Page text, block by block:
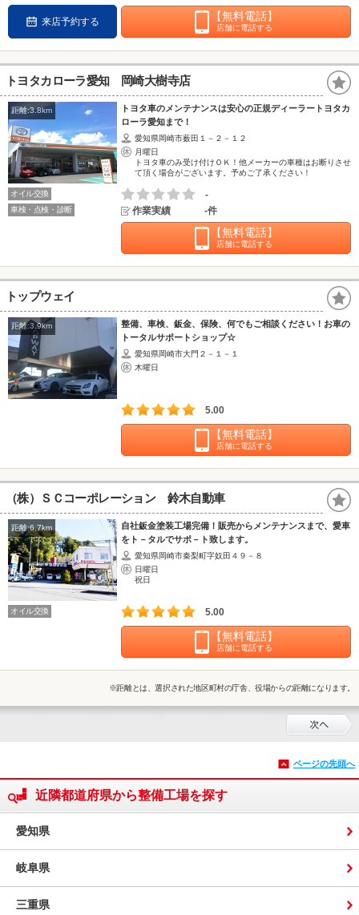
来店予約する 【無料電話】
店舗に電話する
トヨタカローラ愛知 岡崎大樹寺店
距離:3.8km
トヨタ車のメンテナンスは安心の正規ディーラートヨタカ
ローラ愛知まで！
愛知県岡崎市薮田１－２－１２
月曜日
トヨタ車のみ受け付けＯＫ！他メーカーの車種はお断りさせ
て頂く場合がございます。予めご了承ください！
オイル交換
車検・点検・診断
-
作業実績
-件
【無料電話】
店舗に電話する
トップウェイ
距離:3.9km
整備、車検、鈑金、保険、何でもご相談ください！お車の
トータルサポートショップ☆
愛知県岡崎市大門２－１－１
木曜日
5.00
【無料電話】
店舗に電話する
（株）ＳＣコーポレーション 鈴木自動車
距離:6.7km
自社鈑金塗装工場完備！販売からメンテナンスまで、愛車
をト－タルでサポ－ト致します。
愛知県岡崎市秦梨町字奴田４９－８
日曜日
祝日
オイル交換 5.00
【無料電話】
店舗に電話する
※距離とは、選択された地区町村の庁舎、役場からの距離になります。
ページの先頭へ
近隣都道府県から整備工場を探す
愛知県
岐阜県
三重県